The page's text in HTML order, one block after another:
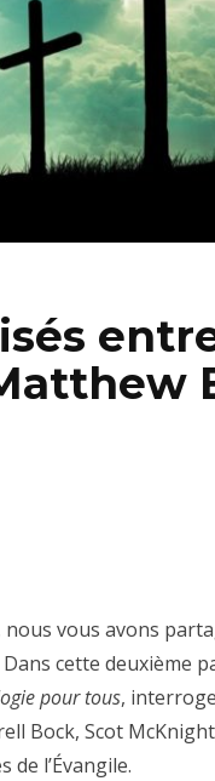
nous vous avons
Dans cette deuxième
pour tous,
Bock, Scot
l’Évangile.